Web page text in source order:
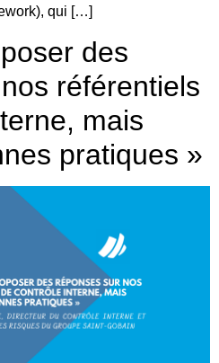
qui […]
des
référentiels
mais
pratiques »